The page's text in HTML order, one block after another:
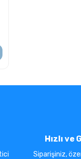
Hızlı ve
Siparişiniz,